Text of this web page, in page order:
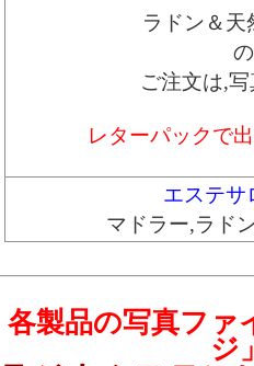
ラドン＆
ご注文は,
レターパックで
エステサ
マドラー,ラド
各製品の写真ファ
ジ